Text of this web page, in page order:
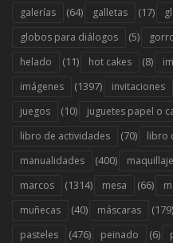
galerías (64) galletas (17)
globos para diálogos (5)
helado (11) hot cakes (8)
imágenes (1397) invitaciones
juegos (10) juguetes papel o
libro de actividades (70) libro
manualidades (400) maquillaje
marcos (1314) mesa (66)
muñecas (40) máscaras (179)
pasteles (476) peinado (6)